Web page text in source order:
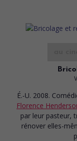
É.-U. 2008.
Florence
par leur pasteur,
rénover elles-